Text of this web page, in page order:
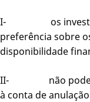
I- os
preferência sobre
disponibilidade
II- não poderão
à conta de